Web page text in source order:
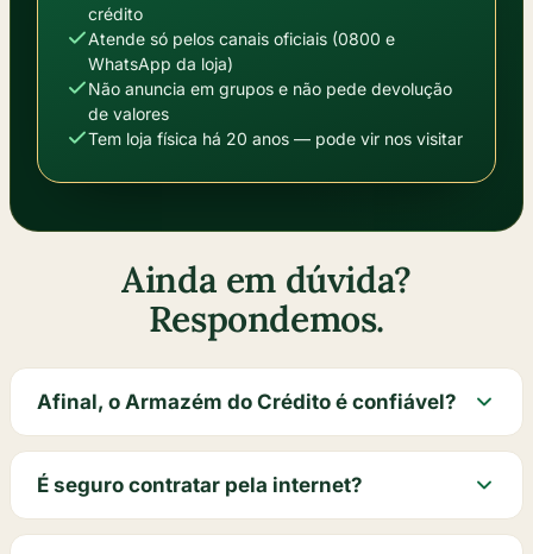
crédito
Atende só pelos canais oficiais (0800 e
WhatsApp da loja)
Não anuncia em grupos e não pede devolução
de valores
Tem loja física há 20 anos — pode vir nos visitar
Ainda em dúvida?
Respondemos.
Afinal, o Armazém do Crédito é confiável?
É seguro contratar pela internet?